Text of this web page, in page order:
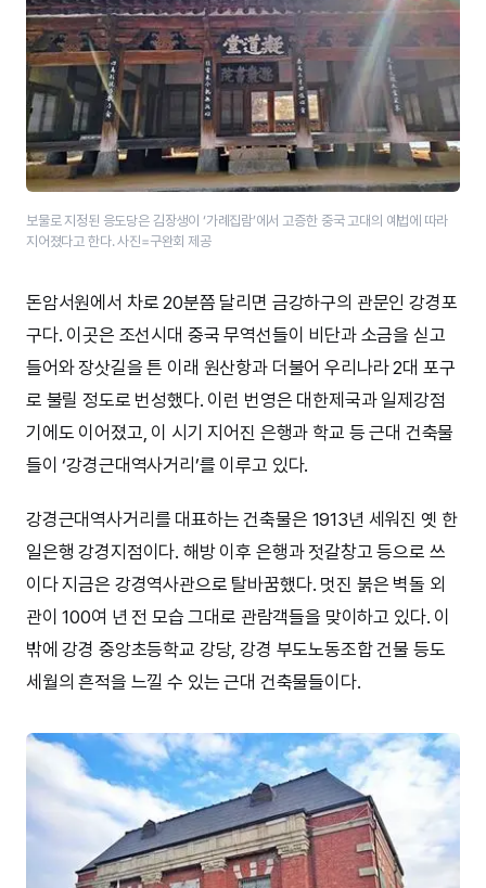
보물로 지정된 응도당은 김장생이 ‘가례집람’에서 고증한 중국 고대의 예법에 따라
지어졌다고 한다. 사진=구완회 제공
돈암서원에서 차로 20분쯤 달리면 금강하구의 관문인 강경포
구다. 이곳은 조선시대 중국 무역선들이 비단과 소금을 싣고
들어와 장삿길을 튼 이래 원산항과 더불어 우리나라 2대 포구
로 불릴 정도로 번성했다. 이런 번영은 대한제국과 일제강점
기에도 이어졌고, 이 시기 지어진 은행과 학교 등 근대 건축물
들이 ‘강경근대역사거리’를 이루고 있다.
강경근대역사거리를 대표하는 건축물은 1913년 세워진 옛 한
일은행 강경지점이다. 해방 이후 은행과 젓갈창고 등으로 쓰
이다 지금은 강경역사관으로 탈바꿈했다. 멋진 붉은 벽돌 외
관이 100여 년 전 모습 그대로 관람객들을 맞이하고 있다. 이
밖에 강경 중앙초등학교 강당, 강경 부도노동조합 건물 등도
세월의 흔적을 느낄 수 있는 근대 건축물들이다.